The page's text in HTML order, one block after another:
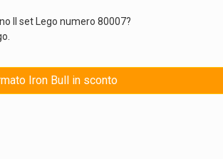
Il set Lego numero 80007?
Iron Bull in sconto